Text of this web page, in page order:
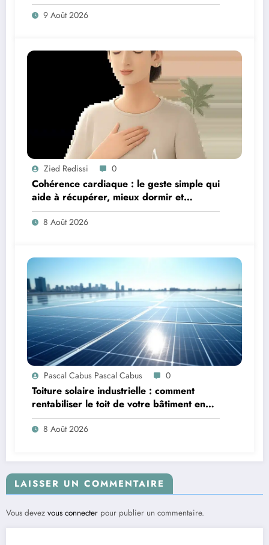
9 Août 2026
Zied Redissi 0
Cohérence cardiaque : le geste simple qui
aide à récupérer, mieux dormir et
retrouver de l’énergie
8 Août 2026
Pascal Cabus Pascal Cabus 0
Toiture solaire industrielle : comment
rentabiliser le toit de votre bâtiment en
2026 ?
8 Août 2026
LAISSER UN COMMENTAIRE
Vous devez vous connecter pour publier un commentaire.